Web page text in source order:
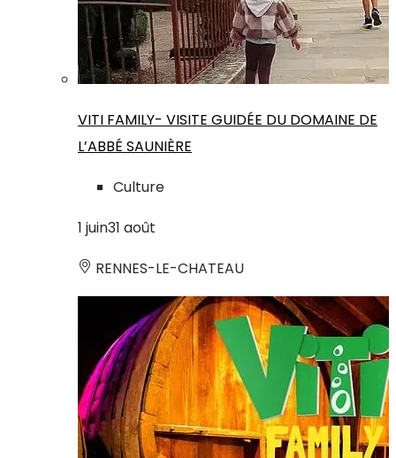
VITI FAMILY- VISITE GUIDÉE DU DOMAINE DE
L’ABBÉ SAUNIÈRE
Culture
1 juin31 août
RENNES-LE-CHATEAU